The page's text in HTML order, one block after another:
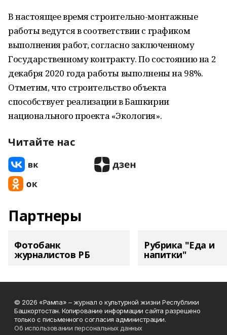
В настоящее время строительно-монтажные
работы ведутся в соответствии с графиком
выполнения работ, согласно заключенному
Государственному контракту. По состоянию на 2
декабря 2020 года работы выполнены на 98%.
Отметим, что строительство объекта
способствует реализации в Башкирии
национального проекта «Экология».
Читайте нас
Партнеры
Фотобанк
журналистов РБ
Рубрика "Еда и
напитки"
© 2026 «Рампа» – журнал о культурной жизни Республики
Башкортостан. Копирование информации сайта разрешено
только с письменного согласия администрации.
Об использовании персональных данных